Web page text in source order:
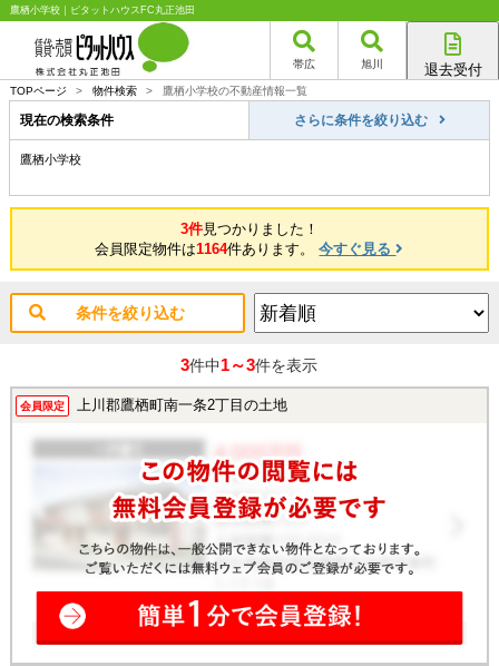
鷹栖小学校｜ピタットハウスFC丸正池田
帯広 旭川 退去受付
旭川店
TOPページ > 物件検索 > 鷹栖小学校の不動産情報一覧
現在の検索条件 さらに条件を絞り込む
鷹栖小学校
3件見つかりました！
会員限定物件は1164件あります。今すぐ見る
条件を絞り込む
3件中1～3件を表示
会員限定 上川郡鷹栖町南一条2丁目の土地